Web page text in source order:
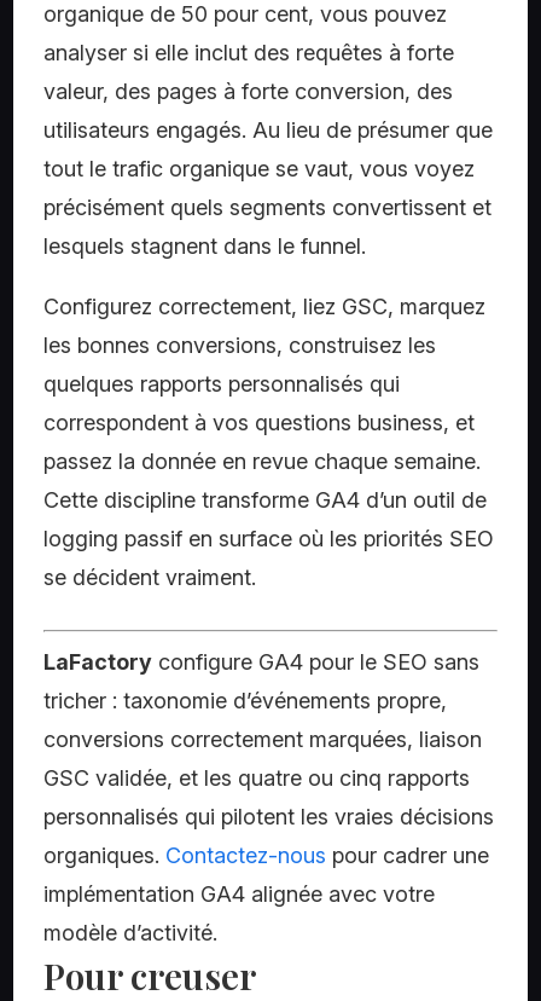
organique de 50 pour cent, vous pouvez
analyser si elle inclut des requêtes à forte
valeur, des pages à forte conversion, des
utilisateurs engagés. Au lieu de présumer que
tout le trafic organique se vaut, vous voyez
précisément quels segments convertissent et
lesquels stagnent dans le funnel.
Configurez correctement, liez GSC, marquez
les bonnes conversions, construisez les
quelques rapports personnalisés qui
correspondent à vos questions business, et
passez la donnée en revue chaque semaine.
Cette discipline transforme GA4 d’un outil de
logging passif en surface où les priorités SEO
se décident vraiment.
LaFactory configure GA4 pour le SEO sans
tricher : taxonomie d’événements propre,
conversions correctement marquées, liaison
GSC validée, et les quatre ou cinq rapports
personnalisés qui pilotent les vraies décisions
organiques. Contactez-nous pour cadrer une
implémentation GA4 alignée avec votre
modèle d’activité.
Pour creuser